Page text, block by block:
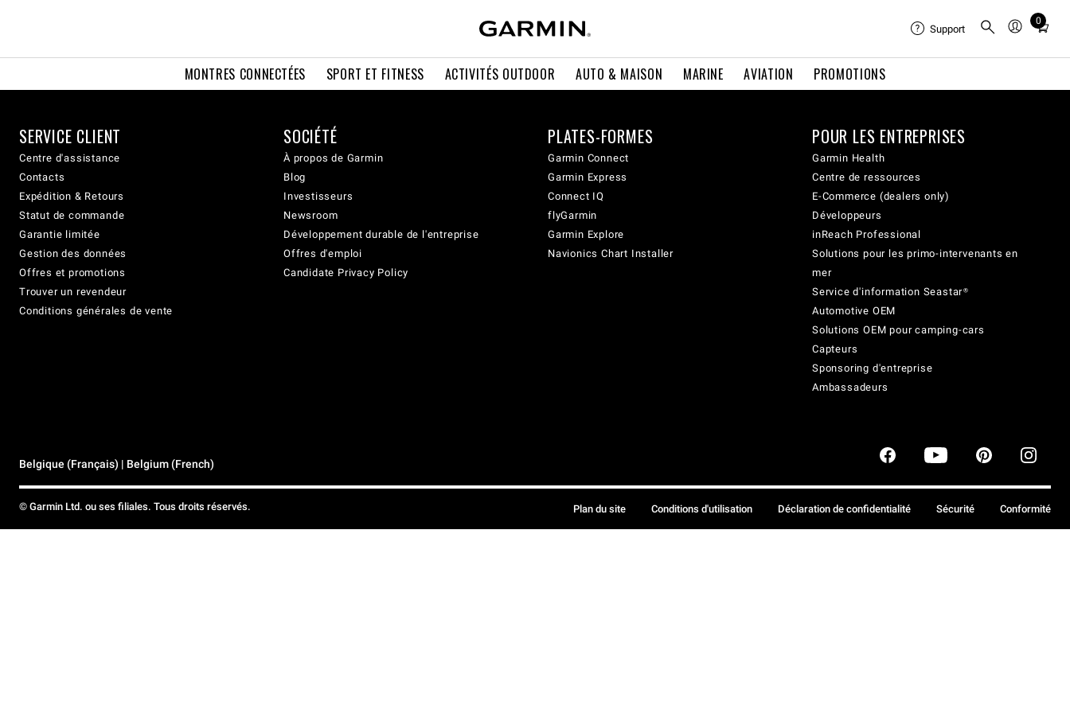
MONTRES CONNECTÉES SPORT ET FITNESS ACTIVITÉS OUTDOOR AUTO & MAISON MARINE AVIATION PROMOTIONS
Support
0
Total
cart:
SERVICE CLIENT
Centre d'assistance
Contacts
Expédition & Retours
Statut de commande
Garantie limitée
Gestion des données
Offres et promotions
Trouver un revendeur
Conditions générales de vente
SOCIÉTÉ
À propos de Garmin
Blog
Investisseurs
Newsroom
Développement durable de l'entreprise
Offres d'emploi
Candidate Privacy Policy
PLATES-FORMES
Garmin Connect
Garmin Express
Connect IQ
flyGarmin
Garmin Explore
Navionics Chart Installer
POUR LES ENTREPRISES
Garmin Health
Centre de ressources
E-Commerce (dealers only)
Développeurs
inReach Professional
Solutions pour les primo-intervenants en
mer
Service d'information Seastar®
Automotive OEM
Solutions OEM pour camping-cars
Capteurs
Sponsoring d'entreprise
Ambassadeurs
Belgique (Français) | Belgium (French)
© Garmin Ltd. ou ses filiales. Tous droits réservés. Plan du site Conditions d'utilisation Déclaration de confidentialité Sécurité Conformité